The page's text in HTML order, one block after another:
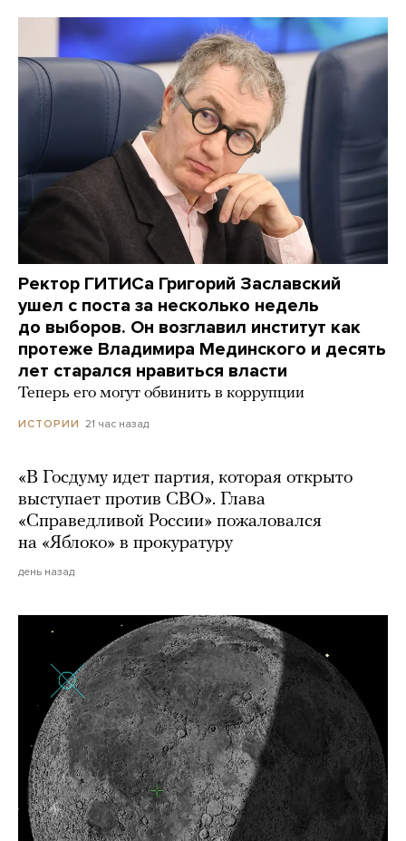
Ректор ГИТИСа Григорий Заславский
ушел с поста за несколько недель
до выборов. Он возглавил институт как
протеже Владимира Мединского и десять
лет старался нравиться власти
Теперь его могут обвинить в коррупции
ИСТОРИИ 21 час назад
«В Госдуму идет партия, которая открыто
выступает против СВО». Глава
«Справедливой России» пожаловался
на «Яблоко» в прокуратуру
день назад